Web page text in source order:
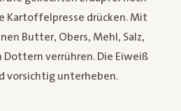
Kartoffelpresse drücken. Mit
Butter, Obers, Mehl, Salz,
verrühren. Die Eiweiß
vorsichtig unterheben.